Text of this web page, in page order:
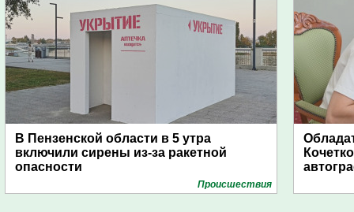
В Пензенской области в 5 утра
включили сирены из-за ракетной
опасности
Проиcшествия